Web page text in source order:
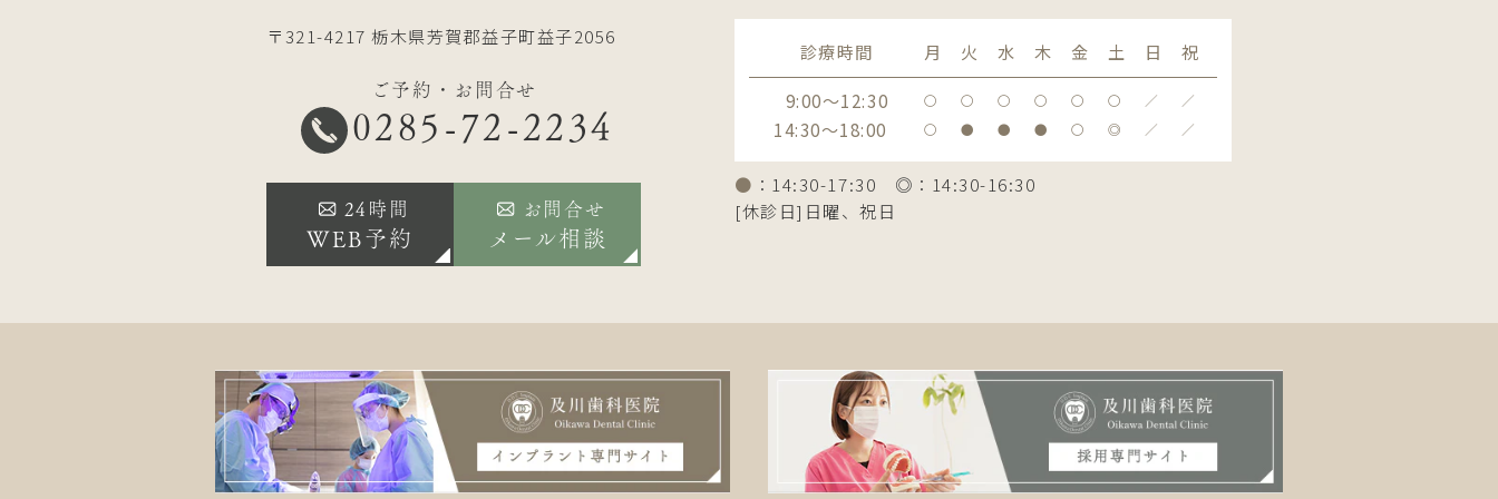
〒321-4217 栃木県芳賀郡益子町益子2056
ご予約・お問合せ
0285-72-2234
24時間
WEB予約
お問合せ
メール相談
診療時間 月 火 水 木 金 土 日
祝
9:00～12:30
〇 〇 〇 〇 〇 〇 ／ ／
14:30～18:00 〇 ● ● ● 〇 ◎ ／ ／
● ：14:30-17:30 ◎：14:30-16:30
[休診日]日曜、祝日